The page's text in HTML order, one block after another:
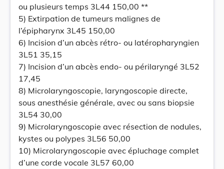
ou plusieurs temps 3L44 150,00 **
5) Extirpation de tumeurs malignes de
l’épipharynx 3L45 150,00
6) Incision d’un abcès rétro- ou latéropharyngien
3L51 35,15
7) Incision d’un abcès endo- ou périlaryngé 3L52
17,45
8) Microlaryngoscopie, laryngoscopie directe,
sous anesthésie générale, avec ou sans biopsie
3L54 30,00
9) Microlaryngoscopie avec résection de nodules,
kystes ou polypes 3L56 50,00
10) Microlaryngoscopie avec épluchage complet
d’une corde vocale 3L57 60,00